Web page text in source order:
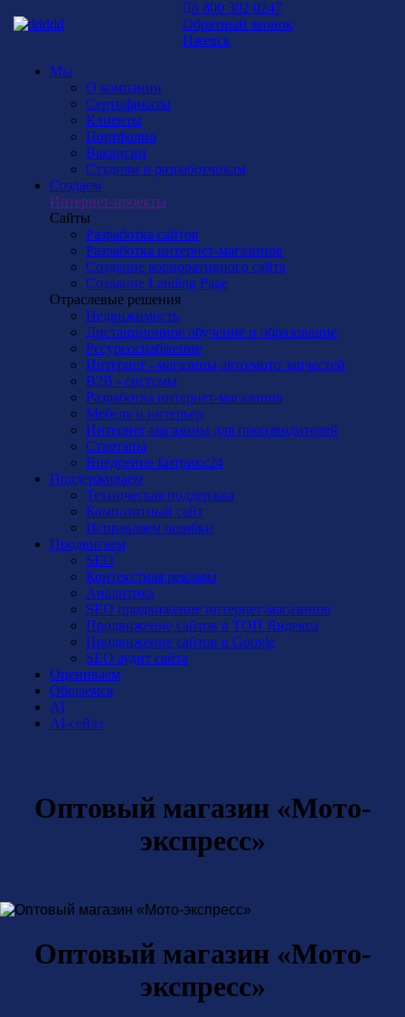
Мы
О компании
Сертификаты
Клиенты
Портфолио
Вакансии
Студиям и разработчикам
Создаем
Интернет-проекты
Сайты
Разработка сайтов
Разработка интернет-магазинов
Создание корпоративного сайта
Создание Landing Page
Отраслевые решения
Недвижимость
Дистанционное обучение и образование
Ресурсоснабжение
Интернет - магазины авто/мото запчастей
B2B - системы
Разработка интернет-магазинов
Мебель и интерьер
Интернет-магазины для производителей
Стартапы
Внедрение Битрикс24
Поддерживаем
Техническая поддержка
Композитный сайт
Исправляем ошибки
Продвигаем
SEO
Контекстная реклама
Аналитика
SEO продвижение интернет-магазинов
Продвижение сайтов в ТОП Яндекса
Продвижение сайтов в Google
SEO аудит сайта
Оцениваем
Общаемся
AI
AI-сейлз
8 800 302 0247
Обратный звонок
Ижевск
Оптовый магазин «Мото-
экспресс»
Оптовый магазин «Мото-
экспресс»